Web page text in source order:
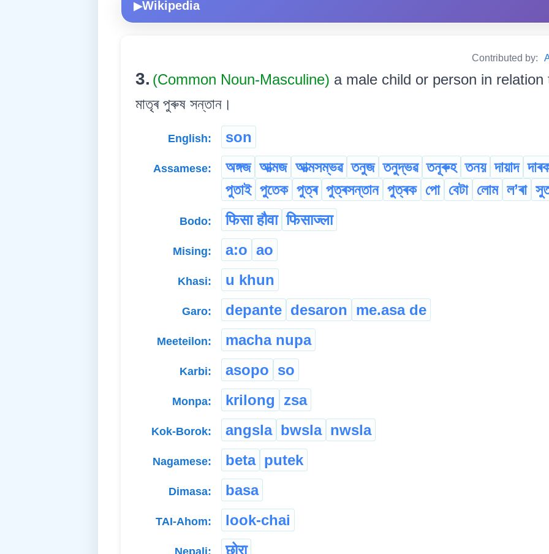
▶Wikipedia
Contributed by:
3. (Common Noun-Masculine) a male child or person in relation
মাতৃৰ পুৰুষ সন্তান।
English: son
Assamese: অঙ্গজ আত্মজ আত্মসম্ভৱ তনুজ তনুদ্ভৱ তনূৰুহ তনয় দায়াদ
পুতাই পুতেক পুত্ৰ পুত্ৰসন্তান পু্ত্ৰক পো বেটা লোম ল’ৰা
Bodo: फिसा हौवा फिसाज्ला
Mising: a:o ao
Khasi: u khun
Garo: depante desaron me.asa de
Meeteilon: macha nupa
Karbi: asopo so
Monpa: krilong zsa
Kok-Borok: angsla bwsla nwsla
Nagamese: beta putek
Dimasa: basa
TAI-Ahom: look-chai
छोरा